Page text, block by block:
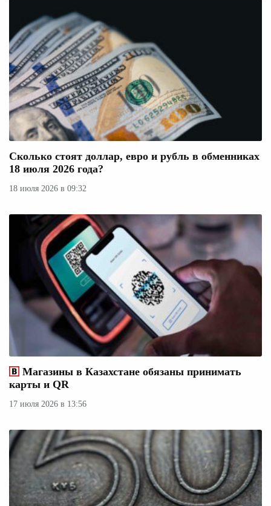
Сколько стоят доллар, евро и рубль в обменниках
18 июля 2026 года?
18 июля 2026 в 09:32
Магазины в Казахстане обязаны принимать
карты и QR
17 июля 2026 в 13:56